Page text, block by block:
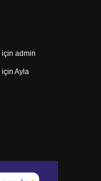
için admin
için Ayla